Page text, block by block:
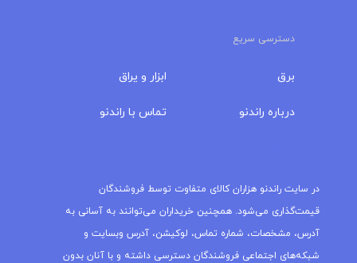
دسترسی سریع
برق
درباره‌ راندنو
ابزار و یراق
تماس با راندنو
در سایت راندنو هزاران کالای متفاوت توسط فروشندگان
قیمت‌گذاری می‌شود. همچنین خریداران می‌توانند به آسانی به
آدرس، مشخصات، شماره تماس، لوکیشن، آدرس وبسایت و
شبکه‌های اجتماعی فروشندگان دسترسی داشته و با آنان بدون